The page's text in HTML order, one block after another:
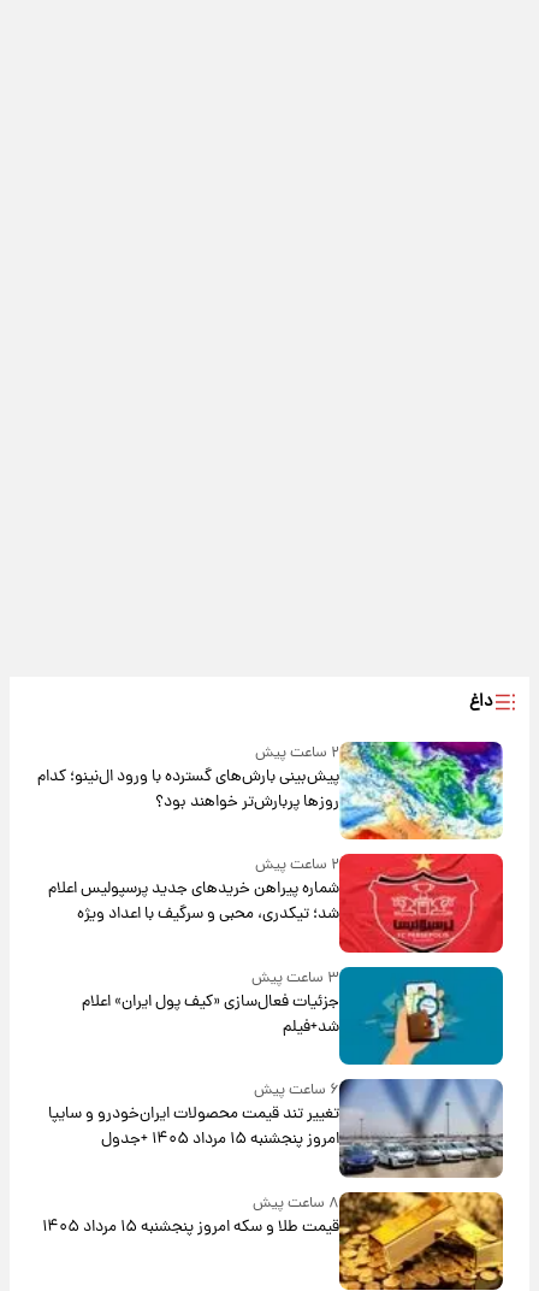
داغ
۲ ساعت پیش
پیش‌بینی بارش‌های گسترده با ورود ال‌نینو؛ کدام
روزها پربارش‌تر خواهند بود؟
۲ ساعت پیش
شماره پیراهن خریدهای جدید پرسپولیس اعلام
شد؛ تیکدری، محبی و سرگیف با اعداد ویژه
۳ ساعت پیش
جزئیات فعال‌سازی «کیف پول ایران» اعلام
شد+فیلم
۶ ساعت پیش
تغییر تند قیمت محصولات ایران‌خودرو و سایپا
امروز پنجشنبه ۱۵ مرداد ۱۴۰۵ +جدول
۸ ساعت پیش
قیمت طلا و سکه امروز پنجشنبه ۱۵ مرداد ۱۴۰۵